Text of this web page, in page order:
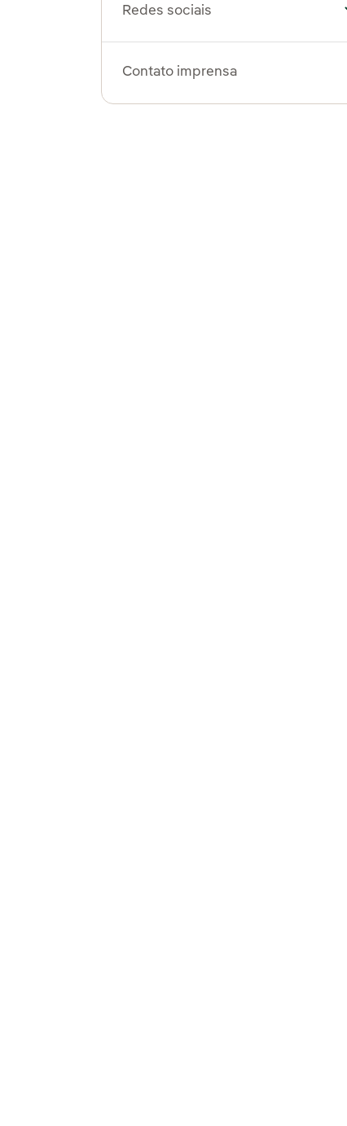
Redes sociais
Contato imprensa